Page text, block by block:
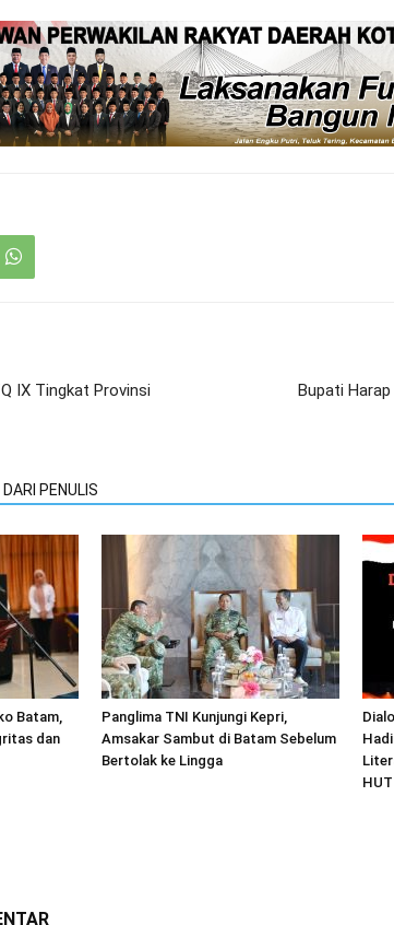
IX Tingkat Provinsi
Bupati
DARI PENULIS
Batam,
dan
Panglima TNI Kunjungi Kepri,
Amsakar Sambut di Batam Sebelum
Bertolak ke Lingga
HUT